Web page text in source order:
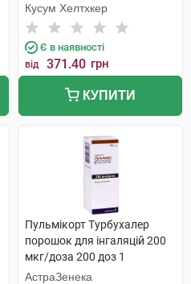
Кусум Хелтхкер
Є в наявності
від 371.40 грн
КУПИТИ
Пульмікорт Турбухалер
порошок для інгаляцій 200
мкг/доза 200 доз 1
інгалятор
АстраЗенека